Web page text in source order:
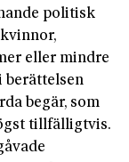
politisk
eller mindre
berättelsen
begär, som
tillfälligtvis.